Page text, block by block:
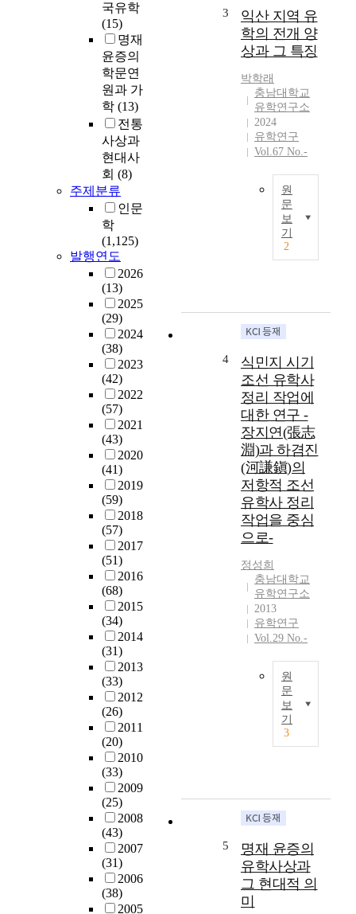
국유학
(15)
명재
윤증의
학문연
원과 가
학 (13)
전통
사상과
현대사
회 (8)
주제분류
인문
학
(1,125)
발행연도
2026
(13)
2025
(29)
2024
(38)
2023
(42)
2022
(57)
2021
(43)
2020
(41)
2019
(59)
2018
(57)
2017
(51)
2016
(68)
2015
(34)
2014
(31)
2013
(33)
2012
(26)
2011
(20)
2010
(33)
2009
(25)
2008
(43)
2007
(31)
2006
(38)
2005
欲
을
3
익산 지역 유
학의 전개 양
상과 그 특징
박학래
충남대학교
유학연구소
2024
유학연구
Vol.67 No.-
원
문
보
기
2
는
4
식민지 시기
조선 유학사
정리 작업에
대한 연구 -
장지연(張志
淵)과 하겸진
(河謙鎭)의
저항적 조선
유학사 정리
작업을 중심
으로-
정성희
충남대학교
유학연구소
2013
유학연구
Vol.29 No.-
원
문
보
기
3
5
명재 윤증의
유학사상과
그 현대적 의
미